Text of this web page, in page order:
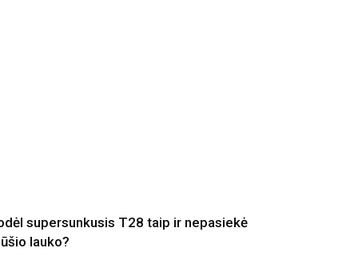
supersunkusis T28 taip ir nepasiekė
lauko?